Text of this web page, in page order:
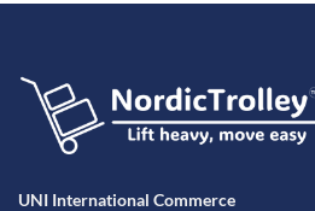
UNI International Commerce